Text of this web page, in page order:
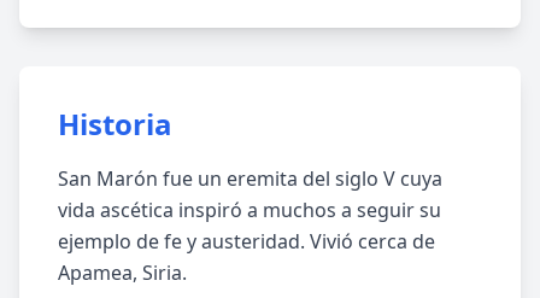
Historia
San Marón fue un eremita del siglo V cuya
vida ascética inspiró a muchos a seguir su
ejemplo de fe y austeridad. Vivió cerca de
Apamea, Siria.